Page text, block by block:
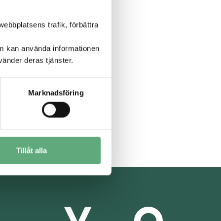
trafik, förbättra
kan använda informationen
deras tjänster.
Marknadsföring
Tillåt alla